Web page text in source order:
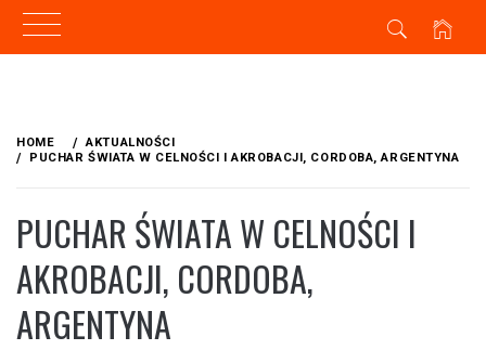
content
HOME
AKTUALNOŚCI
PUCHAR ŚWIATA W CELNOŚCI I AKROBACJI, CORDOBA, ARGENTYNA
PUCHAR ŚWIATA W CELNOŚCI I
AKROBACJI, CORDOBA,
ARGENTYNA